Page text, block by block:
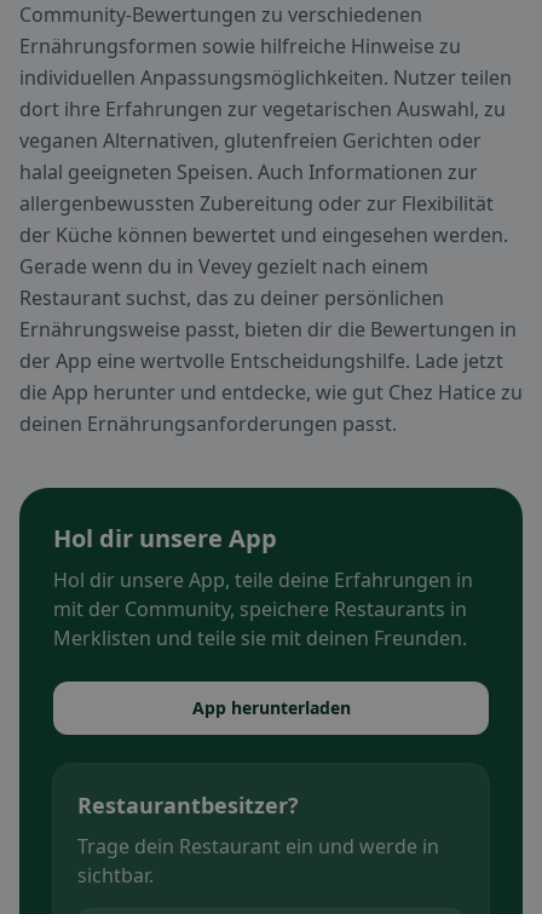
Community-Bewertungen zu verschiedenen
Ernährungsformen sowie hilfreiche Hinweise zu
individuellen Anpassungsmöglichkeiten. Nutzer teilen
dort ihre Erfahrungen zur vegetarischen Auswahl, zu
veganen Alternativen, glutenfreien Gerichten oder
halal geeigneten Speisen. Auch Informationen zur
allergenbewussten Zubereitung oder zur Flexibilität
der Küche können bewertet und eingesehen werden.
Gerade wenn du in Vevey gezielt nach einem
Restaurant suchst, das zu deiner persönlichen
Ernährungsweise passt, bieten dir die Bewertungen in
der App eine wertvolle Entscheidungshilfe. Lade jetzt
die App herunter und entdecke, wie gut Chez Hatice zu
deinen Ernährungsanforderungen passt.
Hol dir unsere App
Hol dir unsere App, teile deine Erfahrungen in
mit der Community, speichere Restaurants in
Merklisten und teile sie mit deinen Freunden.
App herunterladen
Restaurantbesitzer?
Trage dein Restaurant ein und werde in
sichtbar.